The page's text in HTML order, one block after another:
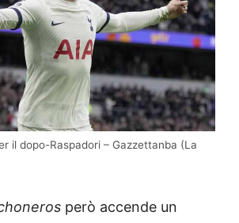
il dopo-Raspadori – Gazzettanba (La
però accende un